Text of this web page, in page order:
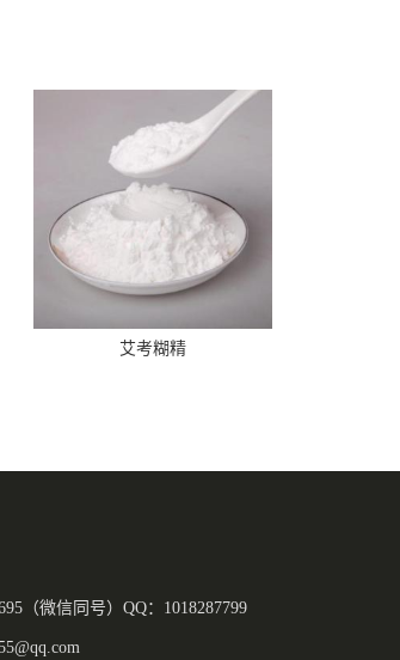
艾考糊精
（微信同号）QQ：1018287799